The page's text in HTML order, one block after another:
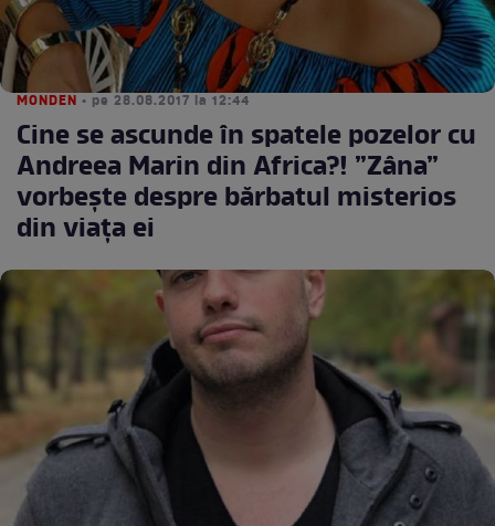
MONDEN • pe 28.08.2017 la 12:44
Cine se ascunde în spatele pozelor cu
Andreea Marin din Africa?! ”Zâna”
vorbește despre bărbatul misterios
din viața ei